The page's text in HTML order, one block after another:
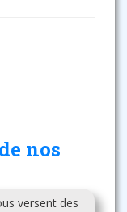
nos
versent des